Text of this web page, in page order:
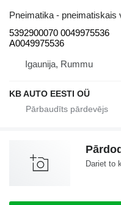
Pneimatika - pneimatiskais
5392900070 0049975536
A0049975536
Igaunija, Rummu
KB AUTO EESTI OÜ
Dariet to